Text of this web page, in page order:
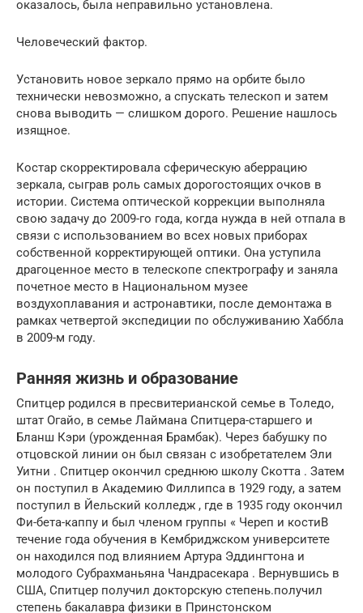
оказалось, была неправильно установлена.
Человеческий фактор.
Установить новое зеркало прямо на орбите было
технически невозможно, а спускать телескоп и затем
снова выводить — слишком дорого. Решение нашлось
изящное.
Костар скорректировала сферическую аберрацию
зеркала, сыграв роль самых дорогостоящих очков в
истории. Система оптической коррекции выполняла
свою задачу до 2009-го года, когда нужда в ней отпала в
связи с использованием во всех новых приборах
собственной корректирующей оптики. Она уступила
драгоценное место в телескопе спектрографу и заняла
почетное место в Национальном музее
воздухоплавания и астронавтики, после демонтажа в
рамках четвертой экспедиции по обслуживанию Хаббла
в 2009-м году.
Ранняя жизнь и образование
Спитцер родился в пресвитерианской семье в Толедо,
штат Огайо, в семье Лаймана Спитцера-старшего и
Бланш Кэри (урожденная Брамбак). Через бабушку по
отцовской линии он был связан с изобретателем Эли
Уитни . Спитцер окончил среднюю школу Скотта . Затем
он поступил в Академию Филлипса в 1929 году, а затем
поступил в Йельский колледж , где в 1935 году окончил
Фи-бета-каппу и был членом группы « Череп и костиВ
течение года обучения в Кембриджском университете
он находился под влиянием Артура Эддингтона и
молодого Субрахманьяна Чандрасекара . Вернувшись в
США, Спитцер получил докторскую степень.получил
степень бакалавра физики в Принстонском